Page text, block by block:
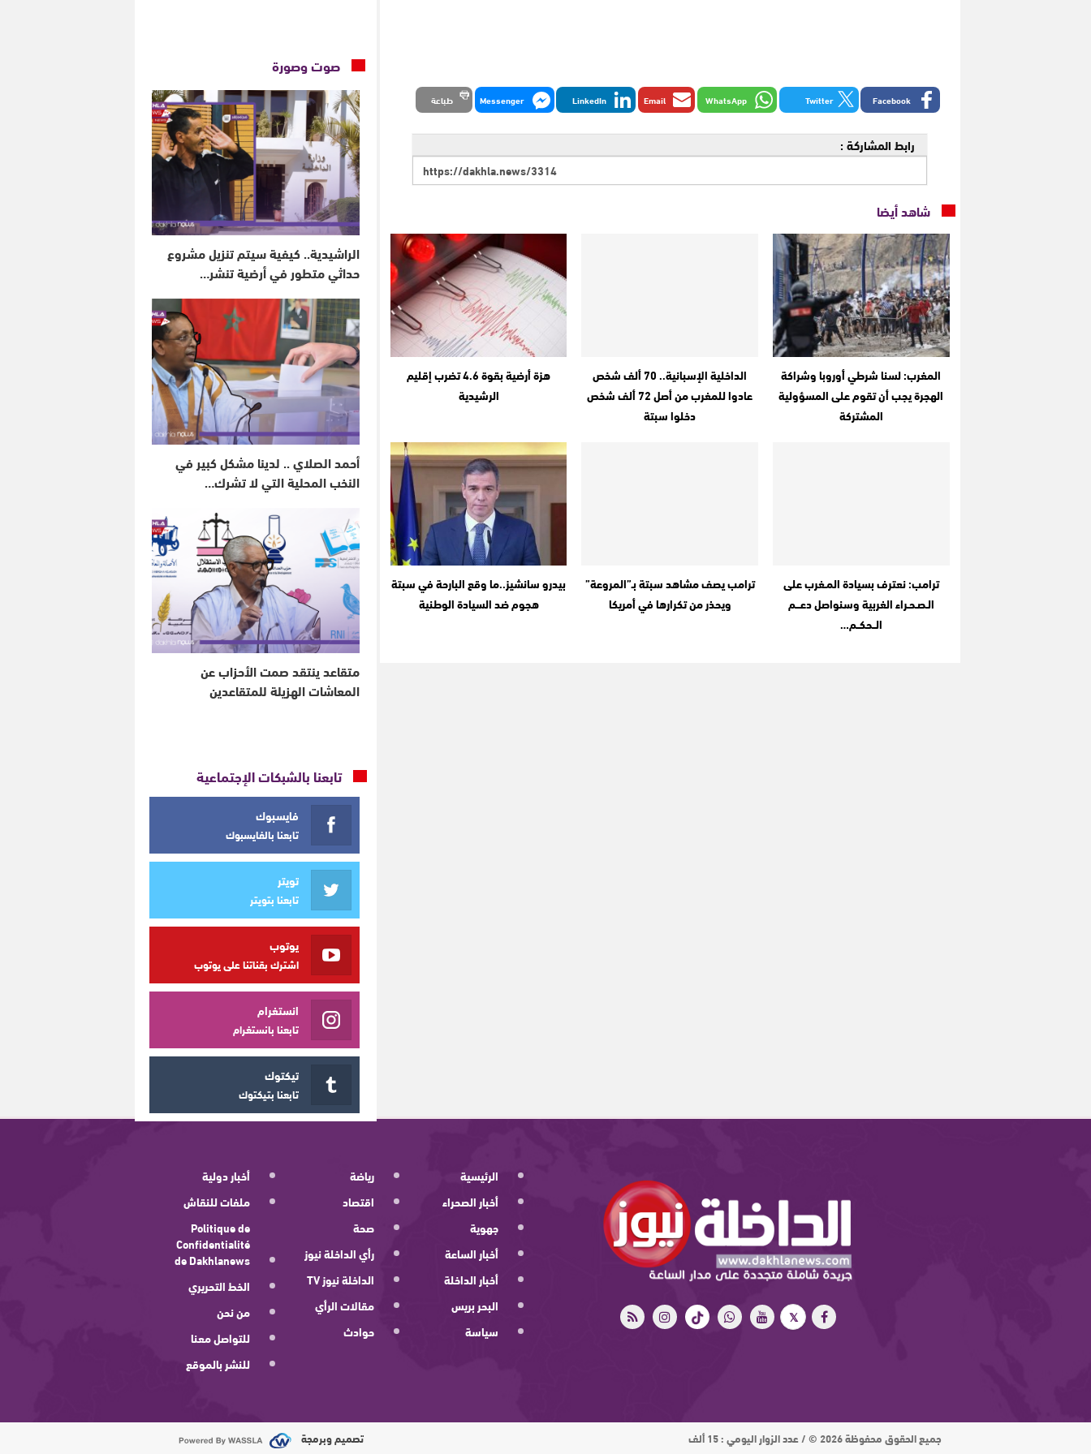
Facebook
Twitter
WhatsApp
Email
LinkedIn
Messenger طباعة
رابط المشاركة :
شاهد أيضا
المغرب: لسنا شرطي أوروبا وشراكة
الهجرة يجب أن تقوم على المسؤولية
المشتركة
الداخلية الإسبانية.. 70 ألف شخص
عادوا للمغرب من أصل 72 ألف شخص
دخلوا سبتة
هزة أرضية بقوة 4.6 تضرب إقليم
الرشيدية
ترامب: نعترف بسيادة المـغرب على
الـصـحـراء الغربية وسنواصل دعـــم
الــحكــم…
ترامب يصف مشاهد سبتة بـ”المروعة”
ويحذر من تكرارها في أمريكا
بيدرو سانشيز..ما وقع البارحة في سبتة
هجوم ضد السيادة الوطنية
صوت وصورة
الراشيدية.. كيفية سيتم تنزيل مشروع
حداثي متطور في أرضية تنشر…
أحمد الصلاي .. لدينا مشكل كبير في
النخب المحلية التي لا تشرك…
متقاعد ينتقد صمت الأحزاب عن
المعاشات الهزيلة للمتقاعدين
تابعنا بالشبكات الإجتماعية
فايسبوك
تابعنا بالفايسبوك
تويتر
تابعنا بتويتر
يوتوب
اشترك بقناتنا على يوتوب
انستغرام
تابعنا بانستغرام
تيكتوك
تابعنا بتيكتوك
الرئيسية
أخبار الصحراء
جهوية
أخبار الساعة
أخبار الداخلة
البحر بريس
سياسة
رياضة
اقتصاد
صحة
رأي الداخلة نيوز
الداخلة نيوز TV
مقالات الرأي
حوادث
أخبار دولية
ملفات للنقاش
Politique de
Confidentialité
de Dakhlanews
الخط التحريري
من نحن
للتواصل معنا
للنشر بالموقع
جميع الحقوق محفوظة 2026 © / عدد الزوار اليومي : 15 ألف تصميم وبرمجة